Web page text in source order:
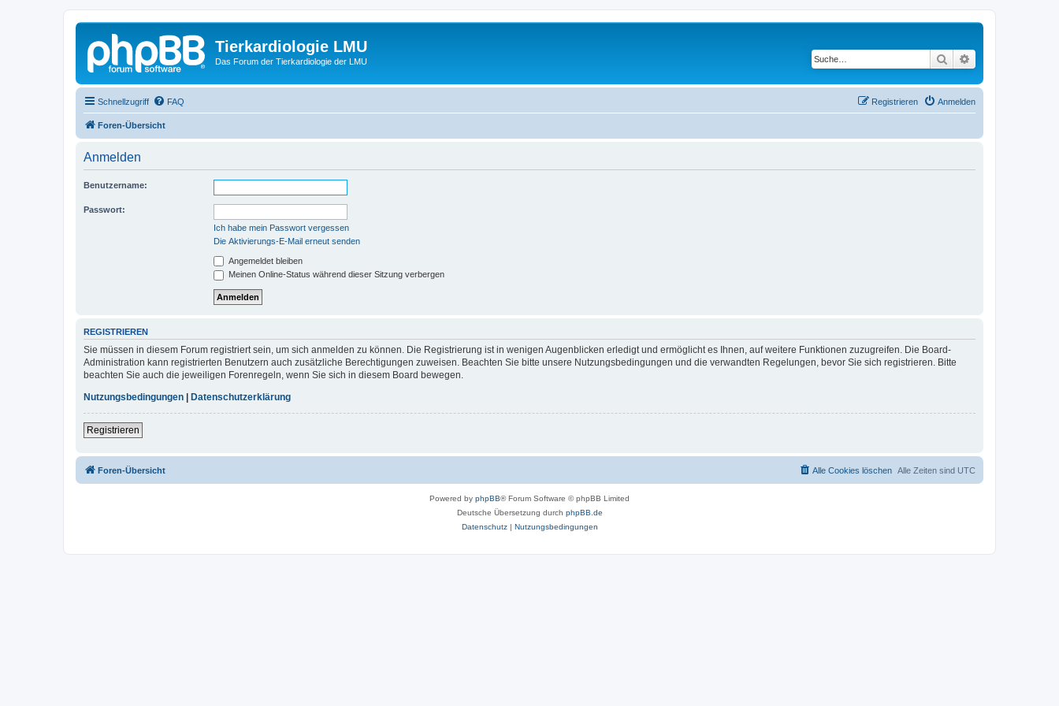
Tierkardiologie LMU
Das Forum der Tierkardiologie der LMU Suche
Schnellzugriff FAQ Anmelden
Registrieren
Foren-Übersicht
Anmelden
Benutzername:
Passwort:
Ich habe mein Passwort vergessen
Die Aktivierungs-E-Mail erneut senden
Angemeldet bleiben
Meinen Online-Status während dieser Sitzung verbergen
REGISTRIEREN
Sie müssen in diesem Forum registriert sein, um sich anmelden zu können. Die Registrierung ist in wenigen Augenblicken erledigt und ermöglicht es Ihnen, auf weitere Funktionen zuzugreifen. Die Board-
Administration kann registrierten Benutzern auch zusätzliche Berechtigungen zuweisen. Beachten Sie bitte unsere Nutzungsbedingungen und die verwandten Regelungen, bevor Sie sich registrieren. Bitte
beachten Sie auch die jeweiligen Forenregeln, wenn Sie sich in diesem Board bewegen.
Nutzungsbedingungen
Datenschutzerklärung
Registrieren
Foren-Übersicht Alle Zeiten sind UTC
Alle Cookies löschen
Powered by phpBB® Forum Software © phpBB Limited
Deutsche Übersetzung durch phpBB.de
Datenschutz| Nutzungsbedingungen